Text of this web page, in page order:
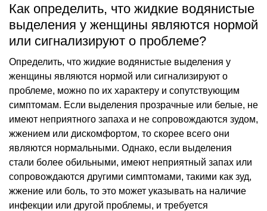
Как определить, что жидкие водянистые
выделения у женщины являются нормой
или сигнализируют о проблеме?
Определить, что жидкие водянистые выделения у
женщины являются нормой или сигнализируют о
проблеме, можно по их характеру и сопутствующим
симптомам. Если выделения прозрачные или белые, не
имеют неприятного запаха и не сопровождаются зудом,
жжением или дискомфортом, то скорее всего они
являются нормальными. Однако, если выделения
стали более обильными, имеют неприятный запах или
сопровождаются другими симптомами, такими как зуд,
жжение или боль, то это может указывать на наличие
инфекции или другой проблемы, и требуется